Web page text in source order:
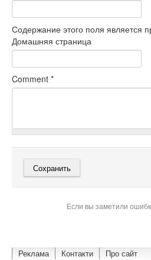
Содержание этого поля является
Домашняя страница
Comment *
Если вы заметили
Реклама Контакти Про сайт